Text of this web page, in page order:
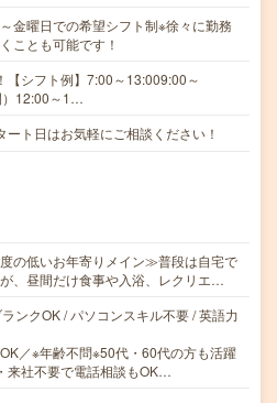
金曜日での希望シフト制※徐々に勤務
ことも可能です！
シフト例】7:00～13:009:00～
）12:00～1…
ト日はお気軽にご相談ください！
の低いお年寄りメイン≫普段は自宅で
、昼間だけ食事や入浴、レクリエ…
ンクOK / パソコンスキル不要 / 英語力
／※年齢不問※50代・60代の方も活躍
来社不要で電話相談もOK…